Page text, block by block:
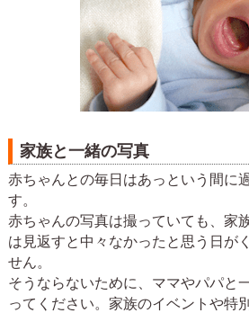
家族と一緒の写真
赤ちゃんとの毎日はあっという間に
す。
赤ちゃんの写真は撮っていても、家
は見返すと中々なかったと思う日が
せん。
そうならないために、ママやパパと
ってください。家族のイベントや特